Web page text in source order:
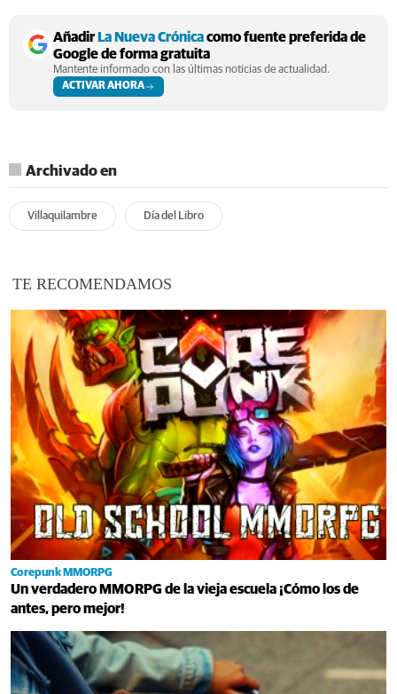
Añadir La Nueva Crónicacomo fuente preferida de
Google de forma gratuita
Mantente informado con las últimas noticias de actualidad.
ACTIVAR AHORA
Archivado en
Villaquilambre Día del Libro
TE RECOMENDAMOS
Corepunk MMORPG
Un verdadero MMORPG de la vieja escuela ¡Cómo los de
antes, pero mejor!